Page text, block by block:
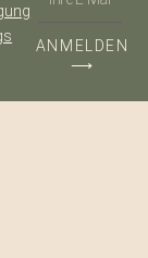
ANMELDEN
⟶